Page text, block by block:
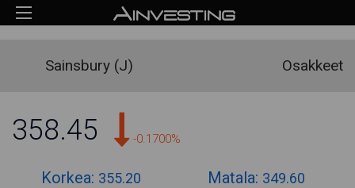
Sainsbury (J) Osakkeet
358.45 -0.1700%
Korkea: 355.20 Matala: 349.60